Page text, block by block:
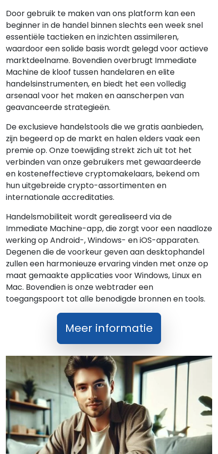
Door gebruik te maken van ons platform kan een
beginner in de handel binnen slechts een week snel
essentiële tactieken en inzichten assimileren,
waardoor een solide basis wordt gelegd voor actieve
marktdeelname. Bovendien overbrugt Immediate
Machine de kloof tussen handelaren en elite
handelsinstrumenten, en biedt het een volledig
arsenaal voor het maken en aanscherpen van
geavanceerde strategieën.
De exclusieve handelstools die we gratis aanbieden,
zijn begeerd op de markt en halen elders vaak een
premie op. Onze toewijding strekt zich uit tot het
verbinden van onze gebruikers met gewaardeerde
en kosteneffectieve cryptomakelaars, bekend om
hun uitgebreide crypto-assortimenten en
internationale accreditaties.
Handelsmobiliteit wordt gerealiseerd via de
Immediate Machine-app, die zorgt voor een naadloze
werking op Android-, Windows- en iOS-apparaten.
Degenen die de voorkeur geven aan desktophandel
zullen een harmonieuze ervaring vinden met onze op
maat gemaakte applicaties voor Windows, Linux en
Mac. Bovendien is onze webtrader een
toegangspoort tot alle benodigde bronnen en tools.
Meer informatie